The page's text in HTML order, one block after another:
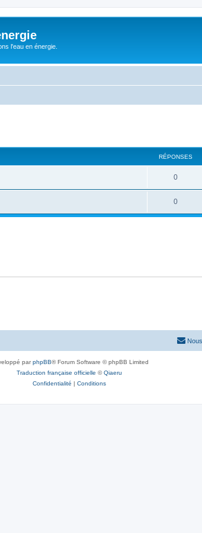
l'eau en énergie.
RÉPONSES
0R
é
0R
é
s
parphpBB® Forum Software © phpBB Limited
Traduction française officielle ©Qiaeru
Confidentialité | Conditions